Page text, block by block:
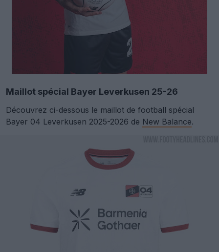
Maillot spécial Bayer Leverkusen 25-26
Découvrez ci-dessous le maillot de football spécial
Bayer 04 Leverkusen 2025-2026 de New Balance.